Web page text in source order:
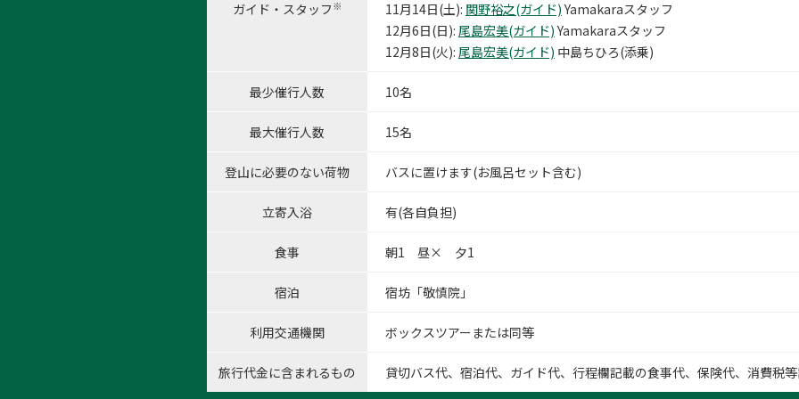
ガイド・スタッフ ※ 11月14日(土): 関野裕之(ガイド) Yamakaraスタッフ
12月6日(日): 尾島宏美(ガイド) Yamakaraスタッフ
12月8日(火): 尾島宏美(ガイド) 中島ちひろ(添乗)
最少催行人数 10名
最大催行人数 15名
登山に必要のない荷物 バスに置けます(お風呂セット含む)
立寄入浴 有(各自負担)
食事 朝1 昼× 夕1
宿泊 宿坊「敬慎院」
利用交通機関 ボックスツアーまたは同等
旅行代金に含まれるもの 貸切バス代、宿泊代、ガイド代、行程欄記載の食事代、保険代、消費税